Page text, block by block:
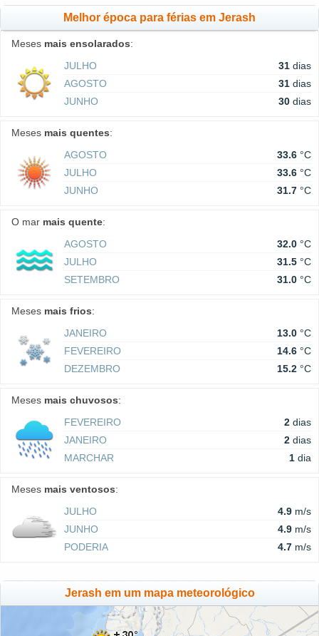
Melhor época para férias em Jerash
Meses mais ensolarados:
JULHO
31 dias
AGOSTO
31 dias
JUNHO
30 dias
Meses mais quentes:
AGOSTO
33.6 °C
JULHO
33.6 °C
JUNHO
31.7 °C
O mar mais quente:
AGOSTO
32.0 °C
JULHO
31.5 °C
SETEMBRO
31.0 °C
Meses mais frios:
JANEIRO
13.0 °C
FEVEREIRO
14.6 °C
DEZEMBRO
15.2 °C
Meses mais chuvosos:
FEVEREIRO
2 dias
JANEIRO
2 dias
MARCHAR
1 dia
Meses mais ventosos:
JULHO
4.9 m/s
JUNHO
4.9 m/s
PODERIA
4.7 m/s
Jerash em um mapa meteorológico